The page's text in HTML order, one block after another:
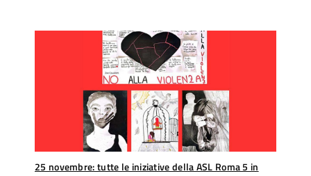
25 novembre: tutte le iniziative della ASL Roma 5 in